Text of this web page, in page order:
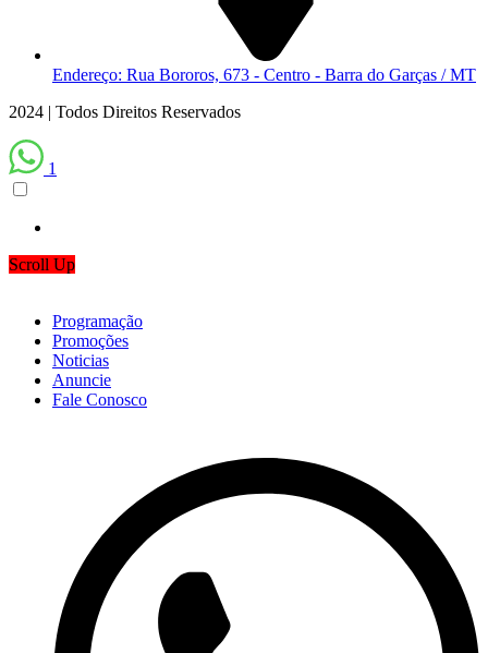
Endereço: Rua Bororos, 673 - Centro - Barra do Garças / MT
2024 | Todos Direitos Reservados
1
Scroll Up
Programação
Promoções
Noticias
Anuncie
Fale Conosco